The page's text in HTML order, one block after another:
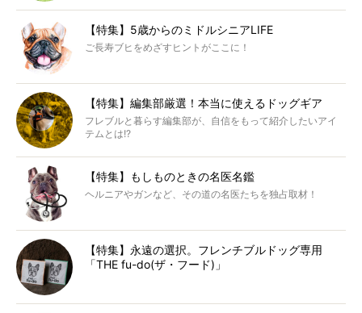
【特集】5歳からのミドルシニアLIFE
ご長寿ブヒをめざすヒントがここに！
【特集】編集部厳選！本当に使えるドッグギア
フレブルと暮らす編集部が、自信をもって紹介したいアイ
テムとは!?
【特集】もしものときの名医名鑑
ヘルニアやガンなど、その道の名医たちを独占取材！
【特集】永遠の選択。フレンチブルドッグ専用
「THE fu-do(ザ・フード)」